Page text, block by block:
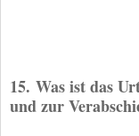
15. Was ist das
und zur